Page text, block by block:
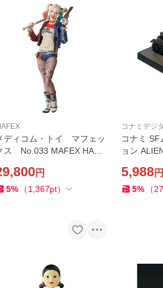
ディコム・トイ マフェッ
ス No.033 MAFEX HARL
ハーレイクイン
円
5% （1,367pt）
コナミデジ
ト
コナミ SF
ョン
5,988円
5% （